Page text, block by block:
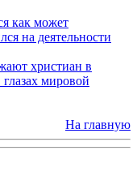
как может
на деятельности
христиан в
мировой
На главную